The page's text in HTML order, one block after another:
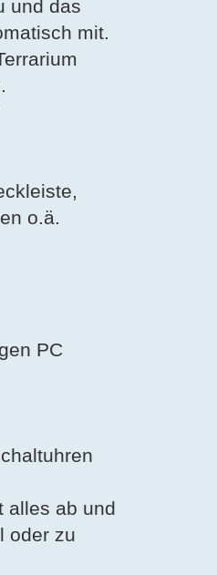
und das
mit.
o.ä.
PC
alles ab und
oder zu